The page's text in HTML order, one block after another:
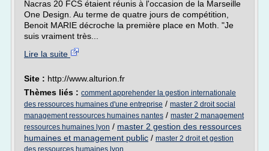
Nacras 20 FCS étaient réunis à l'occasion de la Marseille
One Design. Au terme de quatre jours de compétition,
Benoit MARIE décroche la première place en Moth. "Je
suis vraiment très...
Lire la suite
Site : http://www.alturion.fr
Thèmes liés : comment apprehender la gestion internationale
des ressources humaines d'une entreprise / master 2 droit social
management ressources humaines nantes / master 2 management
ressources humaines lyon / master 2 gestion des ressources
humaines et management public / master 2 droit et gestion
des ressources humaines lyon